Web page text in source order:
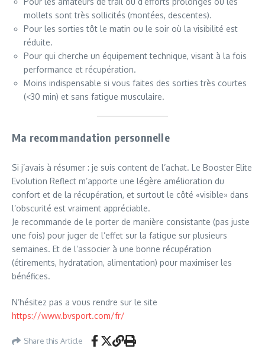
mollets sont très sollicités (montées, descentes).
Pour les sorties tôt le matin ou le soir où la visibilité est
réduite.
Pour qui cherche un équipement technique, visant à la fois
performance et récupération.
Moins indispensable si vous faites des sorties très courtes
(<30 min) et sans fatigue musculaire.
Ma recommandation personnelle
Si j’avais à résumer : je suis content de l’achat. Le Booster Elite
Evolution Reflect m’apporte une légère amélioration du
confort et de la récupération, et surtout le côté «visible» dans
l’obscurité est vraiment appréciable.
Je recommande de le porter de manière consistante (pas juste
une fois) pour juger de l’effet sur la fatigue sur plusieurs
semaines. Et de l’associer à une bonne récupération
(étirements, hydratation, alimentation) pour maximiser les
bénéfices.
N’hésitez pas a vous rendre sur le site
https://www.bvsport.com/fr/
Share this Article